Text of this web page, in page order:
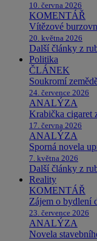
10. června 2026
KOMENTÁŘ
Vítězové
20. května 2026
Další články z
Politika
ČLÁNEK
Soukromí
24. července 2026
ANALÝZA
Krabička cigaret
17. června 2026
ANALÝZA
Sporná novela
7. května 2026
Další články z
Reality
KOMENTÁŘ
Zájem o bydlení
23. července 2026
ANALÝZA
Novela